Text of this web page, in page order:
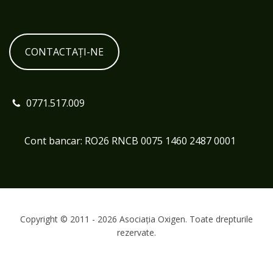
CONTACTAȚI-NE
0771.517.009
Cont bancar: RO26 RNCB 0075 1460 2487 0001
Copyright © 2011 - 2026 Asociația Oxigen. Toate drepturile
rezervate.